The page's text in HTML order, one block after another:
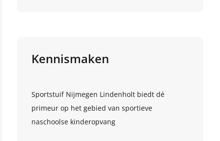
Klik hier
Klik hier
deze link
this link
Kennismaken
Sportstuif Nijmegen Lindenholt biedt dé
primeur op het gebied van sportieve
naschoolse kinderopvang